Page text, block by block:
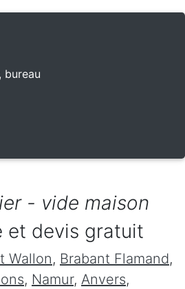
bureau
- vide maison
et devis gratuit
Wallon, Brabant Flamand,
, Namur, Anvers,